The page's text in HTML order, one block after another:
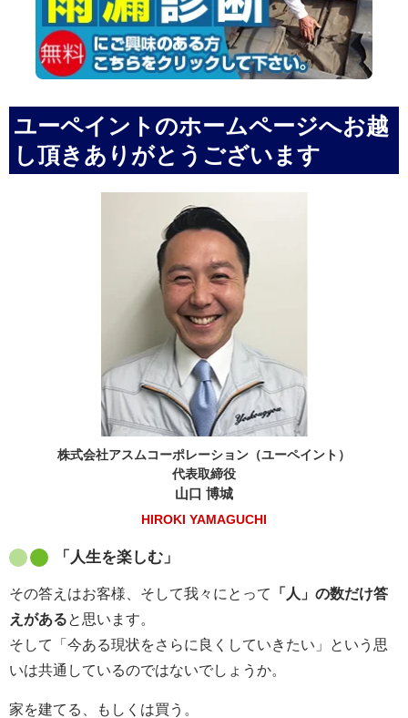
ユーペイントのホームページへお越
し頂きありがとうございます
株式会社アスムコーポレーション（ユーペイント）
代表取締役
山口 博城
HIROKI YAMAGUCHI
「人生を楽しむ」
その答えはお客様、そして我々にとって
「人」の数だけ答
えがあると思います。
そして「今ある現状をさらに良くしていきたい」という思
いは共通しているのではないでしょうか。
家を建てる、もしくは買う。